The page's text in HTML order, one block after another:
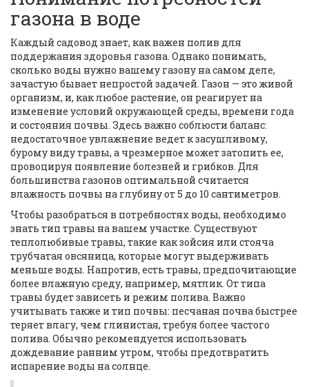
газона в воде
Каждый садовод знает, как важен полив для
поддержания здоровья газона. Однако понимать,
сколько воды нужно вашему газону на самом деле,
зачастую бывает непростой задачей. Газон — это живой
организм, и, как любое растение, он реагирует на
изменение условий окружающей среды, времени года
и состояния почвы. Здесь важно соблюсти баланс:
недостаточное увлажнение ведет к засушливому,
бурому виду травы, а чрезмерное может затопить ее,
провоцируя появление болезней и грибков. Для
большинства газонов оптимальной считается
влажность почвы на глубину от 5 до 10 сантиметров.
Чтобы разобраться в потребностях воды, необходимо
знать тип травы на вашем участке. Существуют
теплолюбивые травы, такие как зойсия или стояча
трубчатая овсяница, которые могут выдерживать
меньше воды. Напротив, есть травы, предпочитающие
более влажную среду, например, мятлик. От типа
травы будет зависеть и режим полива. Важно
учитывать также и тип почвы: песчаная почва быстрее
теряет влагу, чем глинистая, требуя более частого
полива. Обычно рекомендуется использовать
дождевание ранним утром, чтобы предотвратить
испарение воды на солнце.